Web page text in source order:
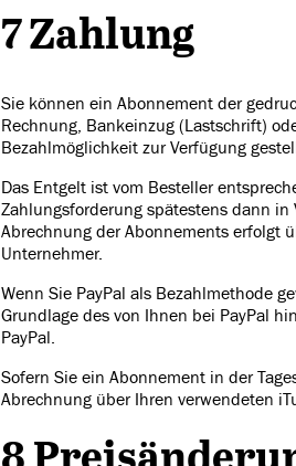
7 Zahlung
Sie können ein Abonnement der
Rechnung, Bankeinzug (Lastschrift)
Bezahlmöglichkeit zur Verfügung
Das Entgelt ist vom Besteller
Zahlungsforderung spätestens dann in
Abrechnung der Abonnements erfolgt
Unternehmer.
Wenn Sie PayPal als Bezahlmethode
Grundlage des von Ihnen bei PayPal
PayPal.
Sofern Sie ein Abonnement in der
Abrechnung über Ihren verwendeten